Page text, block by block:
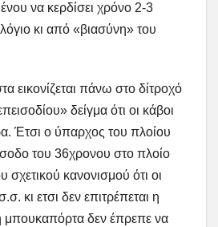
να κερδίσει χρόνο 2-3
κι από «βιασύνη» του
εικονίζεται πάνω στο δίτροχό
δείγμα ότι οι κάβοι
Έτσι ο ύπαρχος του πλοίου
του 36χρονου στο πλοίο
σχετικού κανονισμού ότι οι
κι ετσι δεν επιτρέπεται η
μπουκαπόρτα δεν έπρεπε να